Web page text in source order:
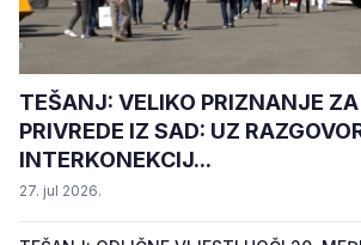
TEŠANJ: VELIKO PRIZNANJE
PRIVREDE IZ SAD: UZ
INTERKONEKCIJ...
27. jul 2026.